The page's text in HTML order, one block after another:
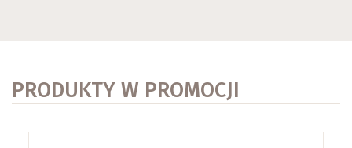
PRODUKTY W PROMOCJI